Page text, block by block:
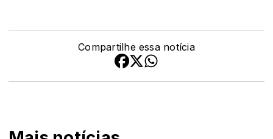
Compartilhe essa notícia